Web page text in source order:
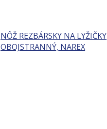
NÔŽ REZBÁRSKY NA LYŽIČKY
OBOJSTRANNÝ, NAREX